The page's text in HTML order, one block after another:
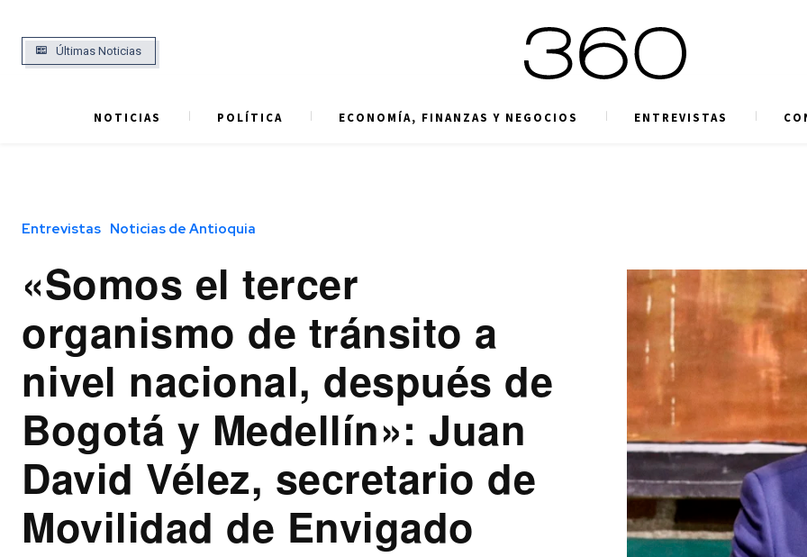
Últimas Noticias
NOTICIAS POLÍTICA ECONOMÍA, FINANZAS Y NEGOCIOS ENTREVISTAS
Entrevistas Noticias de Antioquia
«Somos el tercer
organismo de tránsito a
nivel nacional, después de
Bogotá y Medellín»: Juan
David Vélez, secretario de
Movilidad de Envigado